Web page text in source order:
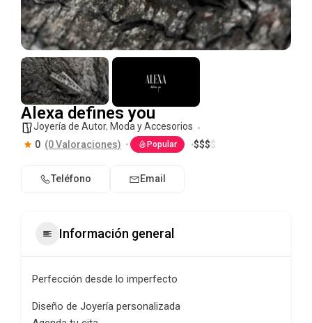
Alexa defines you
Joyería de Autor, Moda y Accesorios
0 (0 Valoraciones) Popular $$$$
Teléfono Email
Información general
Perfección desde lo imperfecto
Diseño de Joyería personalizada